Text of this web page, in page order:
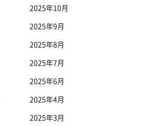
2025年10月
2025年9月
2025年8月
2025年7月
2025年6月
2025年4月
2025年3月